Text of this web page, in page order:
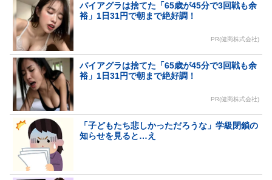
バイアグラは捨てた「65歳が45分で3回戦も余
裕」1日31円で朝まで絶好調！
PR(健商株式会社)
バイアグラは捨てた「65歳が45分で3回戦も余
裕」1日31円で朝まで絶好調！
PR(健商株式会社)
「子どもたち悲しかっただろうな」学級閉鎖の
知らせを見ると…え